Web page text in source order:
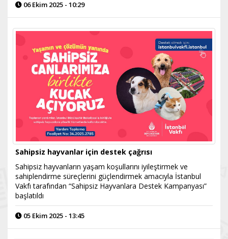
06 Ekim 2025 - 10:29
Sahipsiz hayvanlar için destek çağrısı
Sahipsiz hayvanların yaşam koşullarını iyileştirmek ve
sahiplendirme süreçlerini güçlendirmek amacıyla İstanbul
Vakfı tarafından “Sahipsiz Hayvanlara Destek Kampanyası”
başlatıldı
05 Ekim 2025 - 13:45